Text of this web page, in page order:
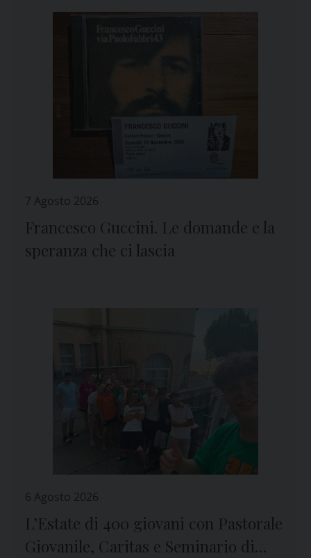
7 Agosto 2026
Francesco Guccini. Le domande e la
speranza che ci lascia
6 Agosto 2026
L’Estate di 400 giovani con Pastorale
Giovanile, Caritas e Seminario di